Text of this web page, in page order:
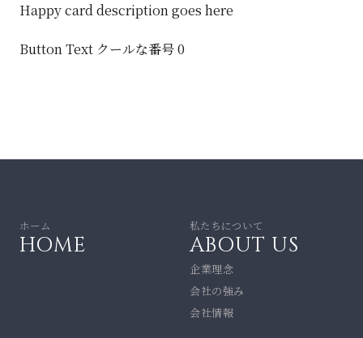
Happy card description goes here
Button Text クールな番号 0
ホーム
HOME
私たちについて
ABOUT US
企業理念
会社の強み
会社情報